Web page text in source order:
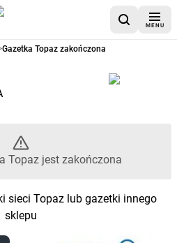
MENU
Topaz –
Gazetka Topaz zakończona
Topaz jest zakończona
sieci Topaz lub gazetki innego
sklepu